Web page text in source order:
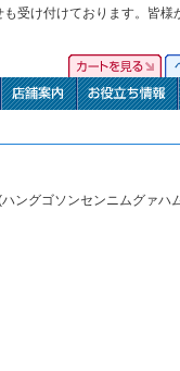
受け付けております。皆様
ングゴソンセンニムグァ